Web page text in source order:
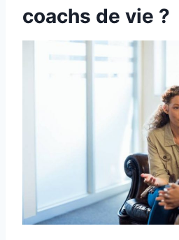
coachs de vie ?